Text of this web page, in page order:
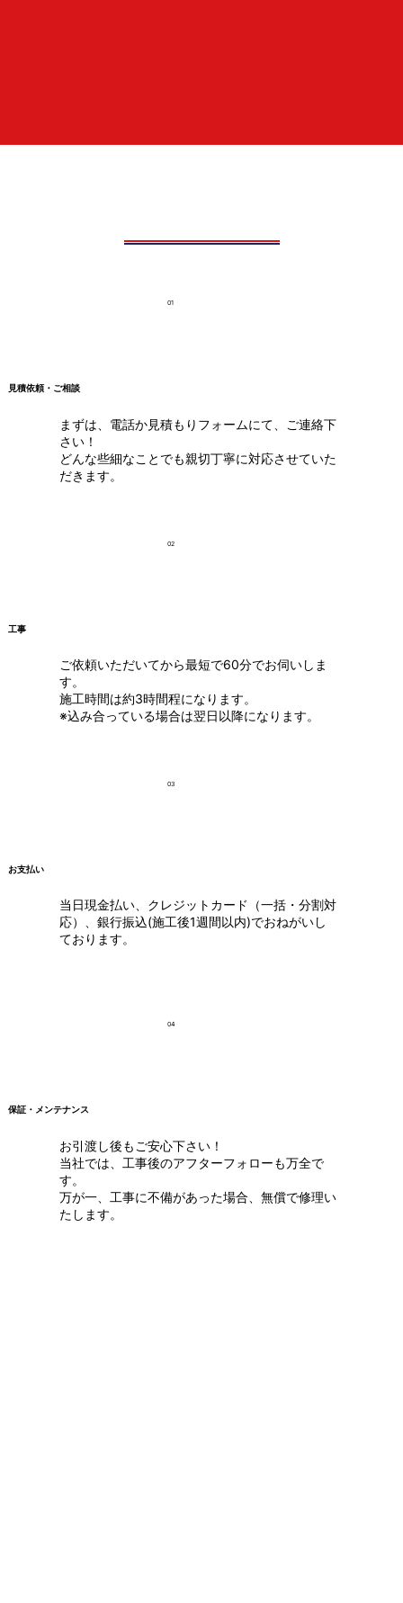
01
まずは、電話か見積もりフォームにて、ご連絡下
さい！
どんな些細なことでも親切丁寧に対応させていた
だきます。
見積依頼・ご相談
02
ご依頼いただいてから最短で60分でお伺いしま
す。
施工時間は約3時間程になります。
※込み合っている場合は翌日以降になります。
工事
03
当日現金払い、クレジットカード（一括・分割対
応）、銀行振込(施工後1週間以内)でおねがいし
ております。
お支払い
04
お引渡し後もご安心下さい！
当社では、工事後のアフターフォローも万全で
す。
万が一、工事に不備があった場合、無償で修理い
たします。
保証・メンテナンス